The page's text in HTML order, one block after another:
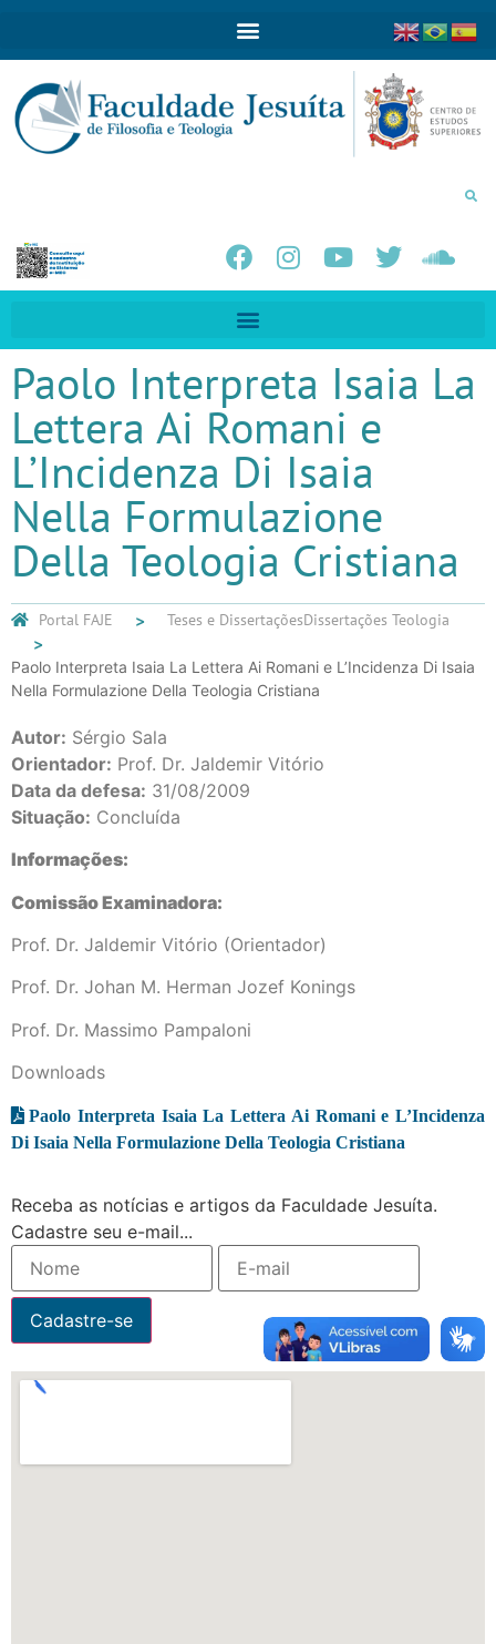
Paolo Interpreta Isaia La
Lettera Ai Romani e
L’Incidenza Di Isaia
Nella Formulazione
Della Teologia Cristiana
Portal FAJE Teses e DissertaçõesDissertações Teologia
Paolo Interpreta Isaia La Lettera Ai Romani e L’Incidenza Di Isaia
Nella Formulazione Della Teologia Cristiana
Autor: Sérgio Sala
Orientador: Prof. Dr. Jaldemir Vitório
Data da defesa: 31/08/2009
Situação: Concluída
Informações:
Comissão Examinadora:
Prof. Dr. Jaldemir Vitório (Orientador)
Prof. Dr. Johan M. Herman Jozef Konings
Prof. Dr. Massimo Pampaloni
Downloads
Paolo Interpreta Isaia La Lettera Ai Romani e L’Incidenza
Di Isaia Nella Formulazione Della Teologia Cristiana
Receba as notícias e artigos da Faculdade Jesuíta.
Cadastre seu e-mail...